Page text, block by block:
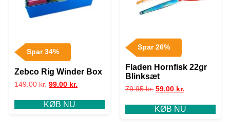
Spar 34%
Zebco Rig Winder Box
149.00kr. 99.00 kr.
KØB NU
Spar 26%
Fladen Hornfisk 22gr
Blinksæt
79.95kr. 59.00 kr.
KØB NU